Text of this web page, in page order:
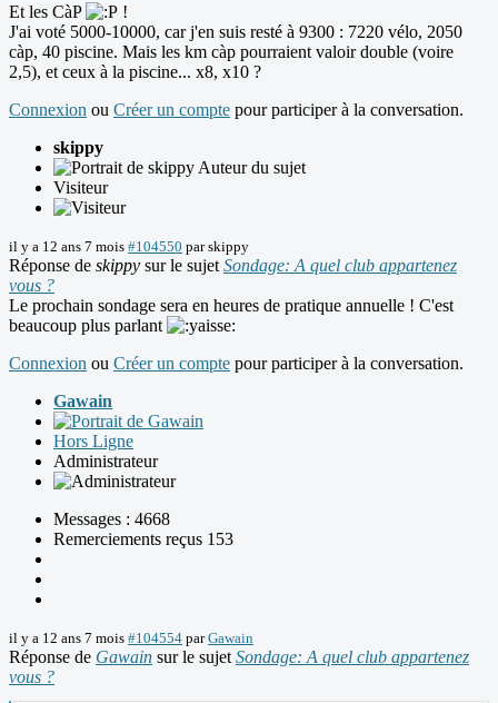
Et les CàP
!
J'ai voté 5000-10000, car j'en suis resté à 9300 : 7220 vélo, 2050
càp, 40 piscine. Mais les km càp pourraient valoir double (voire
2,5), et ceux à la piscine... x8, x10 ?
Connexion ou Créer un compte pour participer à la conversation.
skippy
Auteur du sujet
Visiteur
il y a 12 ans 7 mois #104550 parskippy
Réponse de skippy sur le sujet Sondage: A quel club appartenez
vous ?
Le prochain sondage sera en heures de pratique annuelle ! C'est
beaucoup plus parlant
Connexion ou Créer un compte pour participer à la conversation.
Gawain
Hors Ligne
Administrateur
Messages : 4668
Remerciements reçus 153
il y a 12 ans 7 mois #104554 parGawain
Réponse de Gawain sur le sujet Sondage: A quel club appartenez
vous ?